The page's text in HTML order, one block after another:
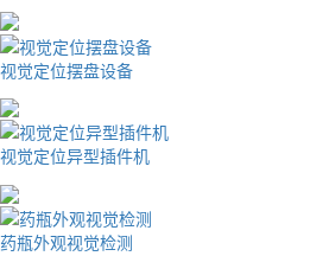
视觉定位摆盘设备
视觉定位异型插件机
药瓶外观视觉检测